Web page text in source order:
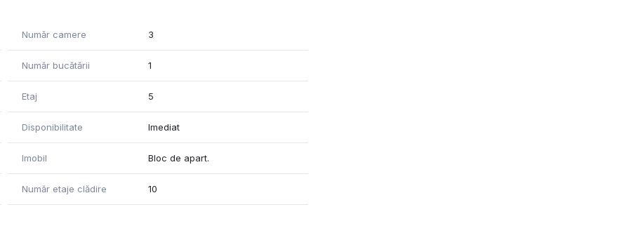
pași
și Dristor
și pentru investiție, datorită poziționării avantajoase și
echipa REOS GROUP vă stă la dispoziție.
Număr camere 3
Număr bucătării 1
Etaj 5
Disponibilitate Imediat
Imobil Bloc de apart.
Număr etaje clădire 10